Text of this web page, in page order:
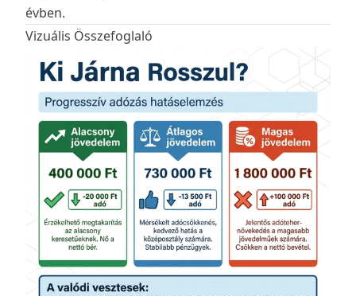
évben.
Vizuális Összefoglaló